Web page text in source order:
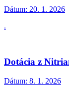
Dátum: 20. 1. 2026
.
Dotácia z
Dátum: 8. 1. 2026